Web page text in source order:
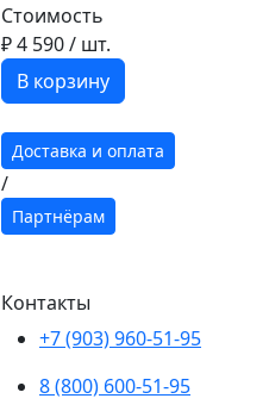
Стоимость
₽ 4 590/ шт.
В корзину
Доставка и оплата
/
Партнёрам
Контакты
+7 (903) 960-51-95
8 (800) 600-51-95